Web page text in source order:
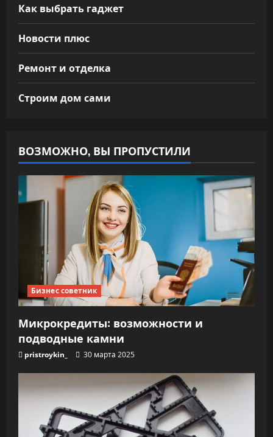
Как выбрать гаджет
Новости плюс
Ремонт и отделка
Строим дом сами
ВОЗМОЖНО, ВЫ ПРОПУСТИЛИ
Бизнес советник
Микрокредиты: возможности и
подводные камни
pristroykin_ 30 марта 2025